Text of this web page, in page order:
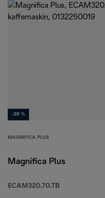
-28 %
MAGNIFICA PLUS
Magnifica Plus
ECAM320.70.TB